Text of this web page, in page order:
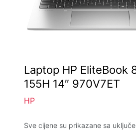
Laptop HP EliteBook
155H 14″ 970V7ET
HP
Sve cijene su prikazane sa